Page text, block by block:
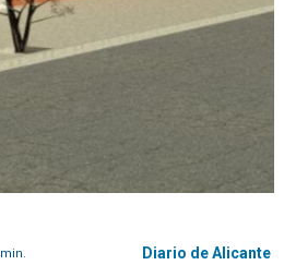
min. Diario de Alicante